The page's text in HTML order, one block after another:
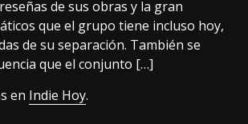
de sus obras y la gran
que el grupo tiene incluso hoy,
de su separación. También se
que el conjunto […]
en Indie Hoy.